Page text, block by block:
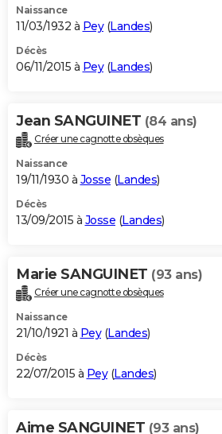
Naissance
11/03/1932 à Pey(Landes)
Décès
06/11/2015 à Pey(Landes)
Jean SANGUINET (84 ans)
Créer une cagnotte obsèques
Naissance
19/11/1930 à Josse (Landes)
Décès
13/09/2015 à Josse (Landes)
Marie SANGUINET (93 ans)
Créer une cagnotte obsèques
Naissance
21/10/1921 à Pey(Landes)
Décès
22/07/2015 à Pey(Landes)
Aime SANGUINET (93 ans)